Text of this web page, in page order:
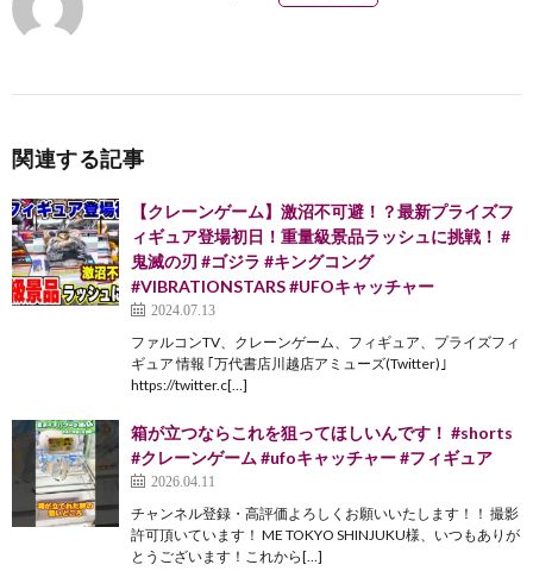
関連する記事
【クレーンゲーム】激沼不可避！？最新プライズフ
ィギュア登場初日！重量級景品ラッシュに挑戦！ #
鬼滅の刃 #ゴジラ #キングコング
#VIBRATIONSTARS #UFOキャッチャー
2024.07.13
ファルコンTV、クレーンゲーム、フィギュア、プライズフィ
ギュア 情報 ｢万代書店川越店アミューズ(Twitter)｣
https://twitter.c[…]
箱が立つならこれを狙ってほしいんです！ #shorts
#クレーンゲーム #ufoキャッチャー #フィギュア
2026.04.11
チャンネル登録・高評価よろしくお願いいたします！！ 撮影
許可頂いています！ ME TOKYO SHINJUKU様、いつもありが
とうございます！これから[…]